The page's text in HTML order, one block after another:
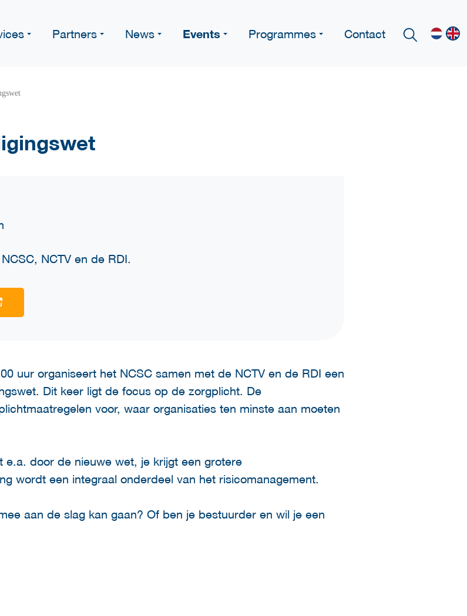
Partners News Events Programmes Contact
NCTV en de RDI.
uur organiseert het NCSC samen met de NCTV en de RDI een
Dit keer ligt de focus op de zorgplicht. De
voor, waar organisaties ten minste aan moeten
door de nieuwe wet, je krijgt een grotere
wordt een integraal onderdeel van het risicomanagement.
aan de slag kan gaan? Of ben je bestuurder en wil je een